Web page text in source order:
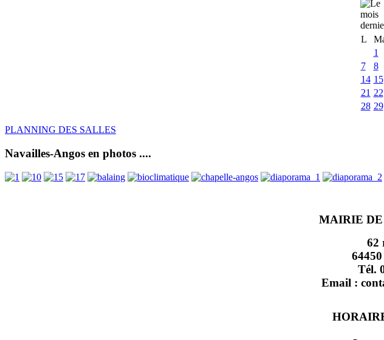
L
1
7
8
14 15
21 22
28 29
PLANNING DES SALLES
Navailles-Angos en photos ....
MAIRIE
62
Tél.
Email :